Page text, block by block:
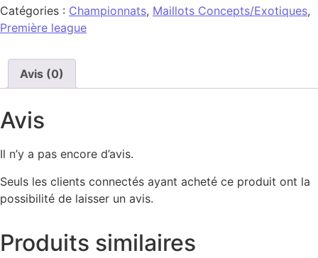
Catégories : Championnats, Maillots Concepts/Exotiques,
Première league
Avis (0)
Avis
Il n’y a pas encore d’avis.
Seuls les clients connectés ayant acheté ce produit ont la
possibilité de laisser un avis.
Produits similaires